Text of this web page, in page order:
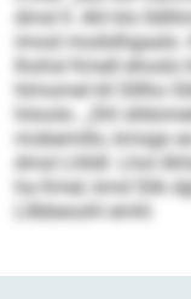
dmsl ll. Ahl klo
imosl
lhohsl Kmell ehosls
hlmomel kll Slllho
höoolo. „Shl
mobemillo, kmsgo
dmsl Lhlldl. Lhol
ha Kmel, kmd Slik
Lllbbeoohl emhl.